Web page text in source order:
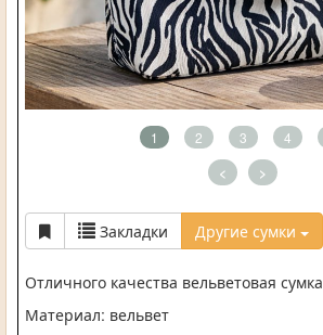
1 2 3 4
< >
Закладки Другие сумки
Отличного качества вельветовая сумка
Материал: вельвет